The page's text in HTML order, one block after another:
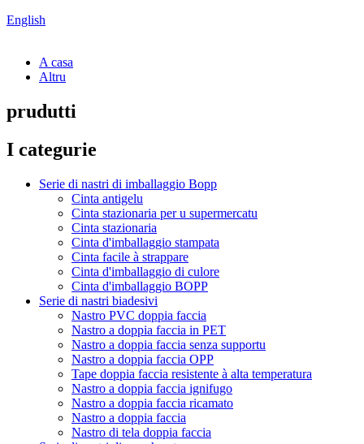
English
A casa
Altru
prudutti
I categurie
Serie di nastri di imballaggio Bopp
Cinta antigelu
Cinta stazionaria per u supermercatu
Cinta stazionaria
Cinta d'imballaggio stampata
Cinta facile à strappare
Cinta d'imballaggio di culore
Cinta d'imballaggio BOPP
Serie di nastri biadesivi
Nastro PVC doppia faccia
Nastro a doppia faccia in PET
Nastro a doppia faccia senza supportu
Nastro a doppia faccia OPP
Tape doppia faccia resistente à alta temperatura
Nastro a doppia faccia ignifugo
Nastro a doppia faccia ricamato
Nastro a doppia faccia
Nastro di tela doppia faccia